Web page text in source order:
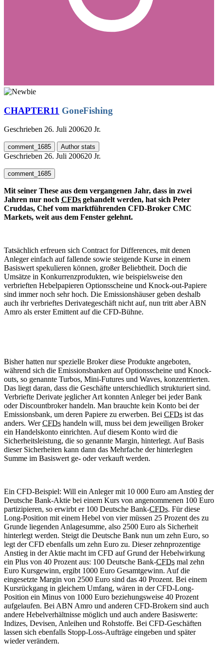
CHAPTER11 GoneFishing
Geschrieben 26. Juli 200620 Jr.
comment_1685 Author stats
Geschrieben 26. Juli 200620 Jr.
comment_1685
Mit seiner These aus dem vergangenen Jahr, dass in zwei
Jahren nur noch CFDs gehandelt werden, hat sich Peter
Cruddas, Chef vom marktführenden CFD-Broker CMC
Markets, weit aus dem Fenster gelehnt.
Tatsächlich erfreuen sich Contract for Differences, mit denen
Anleger einfach auf fallende sowie steigende Kurse in einem
Basiswert spekulieren können, großer Beliebtheit. Doch die
Umsätze in Konkurrenzprodukten, wie beispielsweise den
verbrieften Hebelpapieren Optionsscheine und Knock-out-Papiere
sind immer noch sehr hoch. Die Emissionshäuser geben deshalb
auch ihr verbrieftes Derivategeschäft nicht auf, nun tritt aber ABN
Amro als erster Emittent auf die CFD-Bühne.
Bisher hatten nur spezielle Broker diese Produkte angeboten,
während sich die Emissionsbanken auf Optionsscheine und Knock-
outs, so genannte Turbos, Mini-Futures und Waves, konzentrierten.
Das liegt daran, dass die Geschäfte unterschiedlich strukturiert sind.
Verbriefte Derivate jeglicher Art konnten Anleger bei jeder Bank
oder Discountbroker handeln. Man brauchte kein Konto bei der
Emissionsbank, um deren Papiere zu erwerben. Bei CFDs ist das
anders. WerCFDs handeln will, muss bei dem jeweiligen Broker
ein Handelskonto einrichten. Auf diesem Konto wird die
Sicherheitsleistung, die so genannte Margin, hinterlegt. Auf Basis
dieser Sicherheiten kann dann das Mehrfache der hinterlegten
Summe im Basiswert ge- oder verkauft werden.
Ein CFD-Beispiel: Will ein Anleger mit 10 000 Euro am Anstieg der
Deutsche Bank-Aktie bei einem Kurs von angenommenen 100 Euro
partizipieren, so erwirbt er 100 Deutsche Bank-CFDs. Für diese
Long-Position mit einem Hebel von vier müssen 25 Prozent des zu
Grunde liegenden Anlagesumme, also 2500 Euro als Sicherheit
hinterlegt werden. Steigt die Deutsche Bank nun um zehn Euro, so
legt der CFD ebenfalls um zehn Euro zu. Dieser zehnprozentige
Anstieg in der Aktie macht im CFD auf Grund der Hebelwirkung
ein Plus von 40 Prozent aus: 100 Deutsche Bank-CFDs mal zehn
Euro Kursgewinn, ergibt 1000 Euro Gesamtgewinn. Auf die
eingesetzte Margin von 2500 Euro sind das 40 Prozent. Bei einem
Kursrückgang in gleichem Umfang, wären in der CFD-Long-
Position ein Minus von 1000 Euro beziehungsweise 40 Prozent
aufgelaufen. Bei ABN Amro und anderen CFD-Brokern sind auch
andere Hebelverhältnisse möglich und auch andere Basiswerte:
Indizes, Devisen, Anleihen und Rohstoffe. Bei CFD-Geschäften
lassen sich ebenfalls Stopp-Loss-Aufträge eingeben und später
wieder verändern.